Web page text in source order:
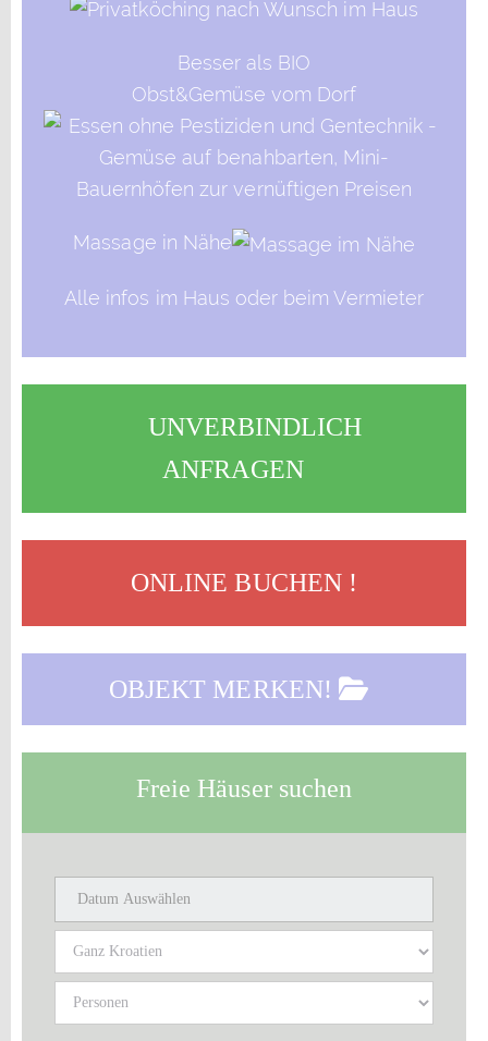
Besser als BIO
Obst&Gemüse vom Dorf
Massage in Nähe
Alle infos im Haus oder beim Vermieter
UNVERBINDLICH
ANFRAGEN
ONLINE BUCHEN !
OBJEKT MERKEN!
Freie Häuser suchen